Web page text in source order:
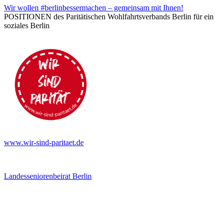
Wir wollen #berlinbessermachen – gemeinsam mit Ihnen!
POSITIONEN des Paritätischen Wohlfahrtsverbands Berlin für ein
soziales Berlin
www.wir-sind-paritaet.de
Landesseniorenbeirat Berlin